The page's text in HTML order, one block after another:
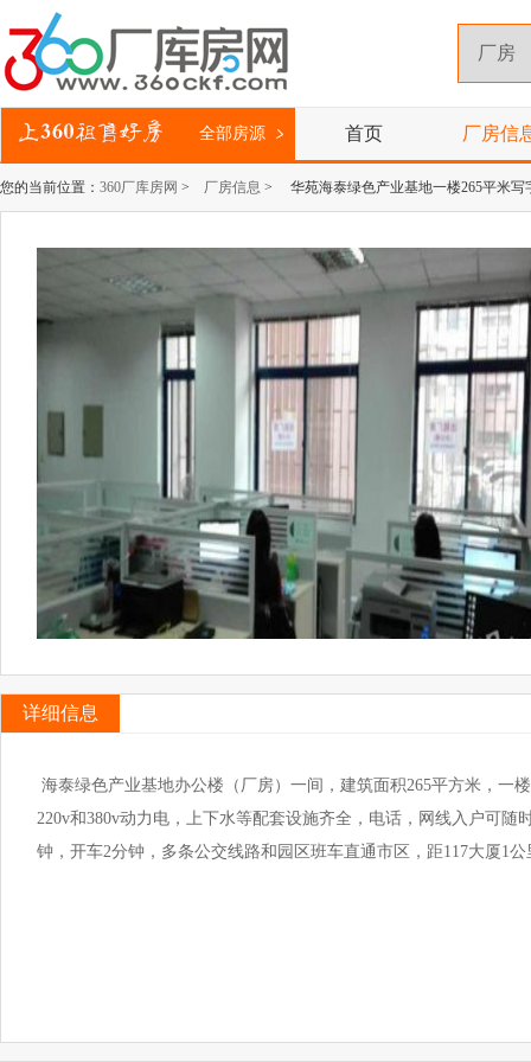
全部房源 首页 厂房信
您的当前位置： 360厂库房网 > 厂房信息 > 华苑海泰绿色产业基地一楼265平米写
详细信息
海泰绿色产业基地办公楼（厂房）一间，建筑面积265平方米，一
220v和380v动力电，上下水等配套设施齐全，电话，网线入户可
钟，开车2分钟，多条公交线路和园区班车直通市区，距